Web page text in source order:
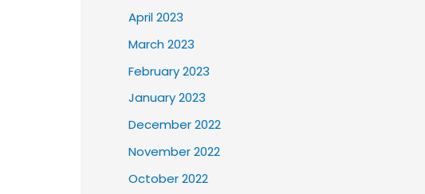
April 2023
March 2023
February 2023
January 2023
December 2022
November 2022
October 2022